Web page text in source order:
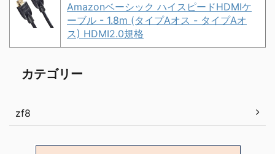
Amazonベーシック ハイスピードHDMIケ
ーブル - 1.8m (タイプAオス - タイプAオ
ス) HDMI2.0規格
カテゴリー
zf8